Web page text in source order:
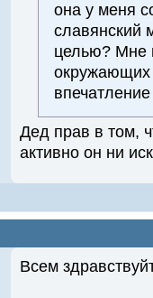
она у меня
славянский
целью? Мне
окружающих
Дед прав в том,
активно он ни
Всем